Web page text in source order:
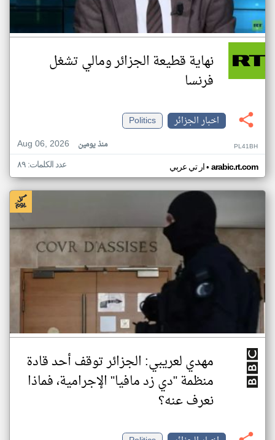
نهاية قطيعة الجزائر ومالي تشغل
فرنسا
اخبار الجزائر
Politics
Aug 06, 2026
منذ يومين PL41BH
ار تي عربي• arabic.rt.com عدد الكلمات: ٨٩
مهدي لعريبي: الجزائر توقف أحد قادة
منظمة "دي زد مافيا" الإجرامية، فماذا
نعرف عنه؟